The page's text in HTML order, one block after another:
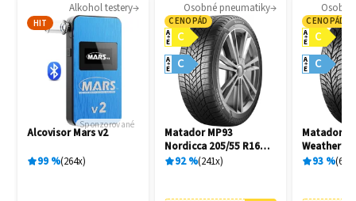
Alkohol testery
HIT
Sponzorované
Alcovisor Mars v2
99% 264x
Osobné pneumatiky
CENOPÁD
C
A
E
C
A
E
Matador MP93
Nordicca 205/55 R16
91H
92% 241x
CENOPÁD
C
A
E
C
A
E
Matador
Weather
R16 91H
93% 69